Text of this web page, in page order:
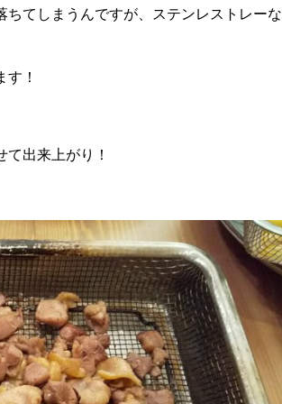
てしまうんですが、ステンレストレーな
！
出来上がり！